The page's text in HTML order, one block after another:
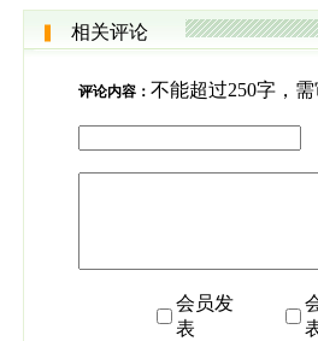
相关评论
评论内容： 不能超过250字，
会员发
表